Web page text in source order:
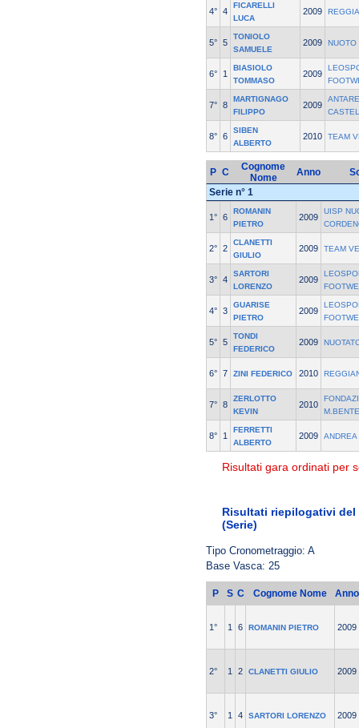
4° 4
FICARELLI
LUCA
2009
5° 5
TONIOLO
SAMUELE
2009 NUOTO
6° 1
BIASIOLO
TOMMASO
2009
7° 8
MARTIGNAGO
FILIPPO
2009
8° 6
SIBEN
ALBERTO
2010 TEAM
P C
Cognome
Nome
Anno
Serie n° 1
1° 6
ROMANIN
PIETRO
2009
UISP
2° 2
CLANETTI
GIULIO
2009 TEAM
3° 4
SARTORI
LORENZO
2009
4° 3
GUARISE
PIETRO
2009
5° 5
TONDI
FEDERICO
2009
6° 7 ZINI FEDERICO 2010
7° 8
ZERLOTTO
KEVIN
2010
8° 1
FERRETTI
ALBERTO
2009 ANDREA
Risultati gara ordinati per
Risultati riepilogativi del
(Serie)
Tipo Cronometraggio: A
Base Vasca: 25
P S C Cognome Nome Anno
1° 1 6 ROMANIN PIETRO 2009
2° 1 2 CLANETTI GIULIO 2009
3° 1 4 SARTORI LORENZO 2009